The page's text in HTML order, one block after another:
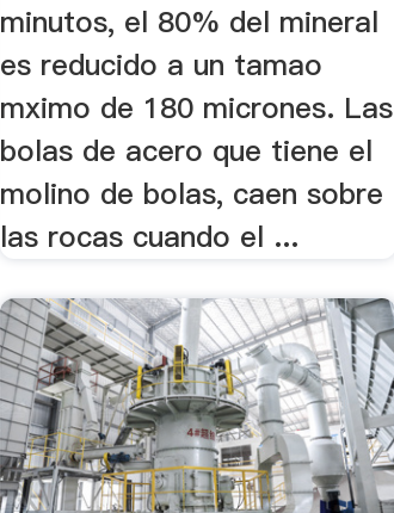
minutos, el 80% del mineral
es reducido a un tamao
mximo de 180 micrones. Las
bolas de acero que tiene el
molino de bolas, caen sobre
las rocas cuando el ...